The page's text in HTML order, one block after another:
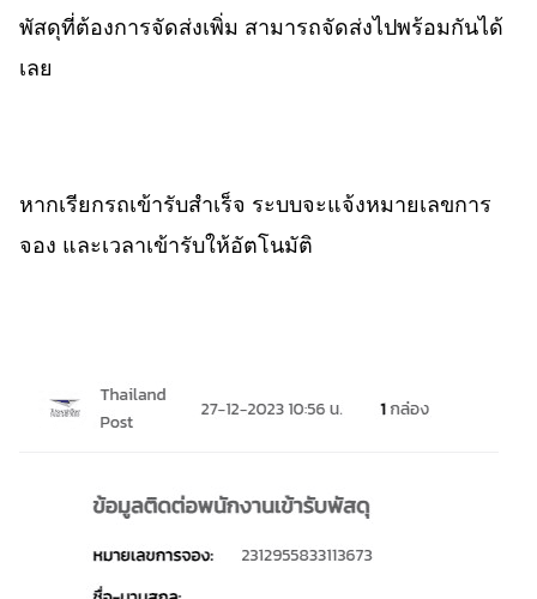
พัสดุที่ต้องการจัดส่งเพิ่ม สามารถจัดส่งไปพร้อมกันได้
เลย
หากเรียกรถเข้ารับสำเร็จ ระบบจะแจ้งหมายเลขการ
จอง และเวลาเข้ารับให้อัตโนมัติ